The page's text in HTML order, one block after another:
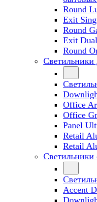
Round
Exit
Round
Exit Dual
Round
Office
Office
Panel
Retail
Retail
Accent